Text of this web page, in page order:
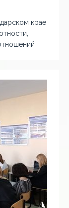
крае